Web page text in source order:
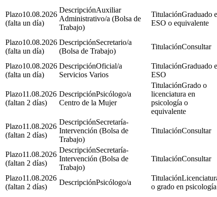
10.08.2026
(falta un día)
Auxiliar
Administrativo/a (Bolsa de
Trabajo)
Graduado
ESO o equivalente
10.08.2026
(falta un día)
Secretario/a
(Bolsa de Trabajo)
Consultar
10.08.2026
(falta un día)
Oficial/a
Servicios Varios
Graduado
ESO
11.08.2026
(faltan 2 días)
Psicólogo/a
Centro de la Mujer
Grado o
licenciatura en
psicología o
equivalente
11.08.2026
(faltan 2 días)
Secretaría-
Intervención (Bolsa de
Trabajo)
Consultar
11.08.2026
(faltan 2 días)
Secretaría-
Intervención (Bolsa de
Trabajo)
Consultar
11.08.2026
(faltan 2 días)
Psicólogo/a
o grado en psicología